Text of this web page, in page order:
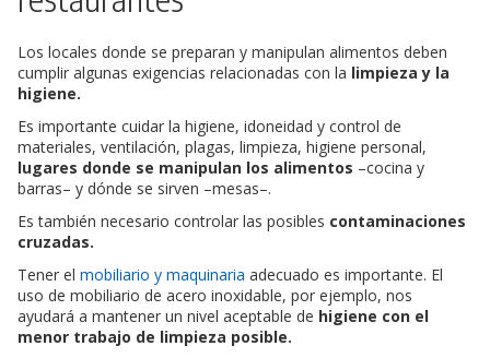
Los locales donde se preparan y manipulan alimentos deben
cumplir algunas exigencias relacionadas con la limpieza y la
higiene.
Es importante cuidar la higiene, idoneidad y control de
materiales, ventilación, plagas, limpieza, higiene personal,
lugares donde se manipulan los alimentos –cocina y
barras– y dónde se sirven –mesas–.
Es también necesario controlar las posibles contaminaciones
cruzadas.
Tener el mobiliario y maquinaria adecuado es importante. El
uso de mobiliario de acero inoxidable, por ejemplo, nos
ayudará a mantener un nivel aceptable de higiene con el
menor trabajo de limpieza posible.